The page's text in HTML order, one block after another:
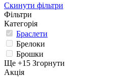
Скинути фільтри
Фільтри
Категорія
Браслети
Брелоки
Брошки
Ще +15 Згорнути
Акція